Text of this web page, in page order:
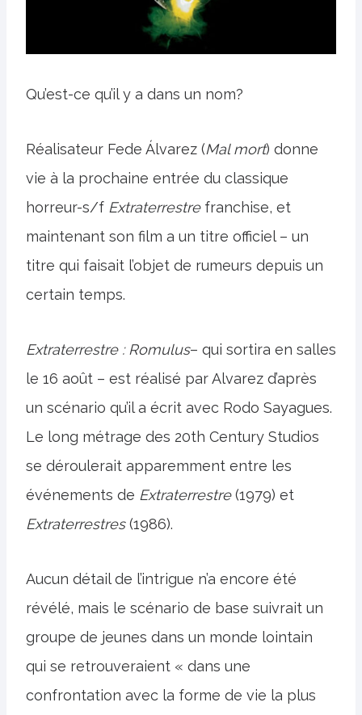
Qu’est-ce qu’il y a dans un nom?
Réalisateur Fede Álvarez (Mal mort) donne
vie à la prochaine entrée du classique
horreur-s/f Extraterrestrefranchise, et
maintenant son film a un titre officiel – un
titre qui faisait l’objet de rumeurs depuis un
certain temps.
Extraterrestre : Romulus– qui sortira en salles
le 16 août – est réalisé par Alvarez d’après
un scénario qu’il a écrit avec Rodo Sayagues.
Le long métrage des 20th Century Studios
se déroulerait apparemment entre les
événements de Extraterrestre(1979) et
Extraterrestres(1986).
Aucun détail de l’intrigue n’a encore été
révélé, mais le scénario de base suivrait un
groupe de jeunes dans un monde lointain
qui se retrouveraient « dans une
confrontation avec la forme de vie la plus